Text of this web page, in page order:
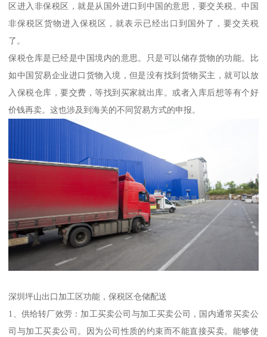
区进入非保税区，就是从国外进口到中国的意思，要交关税。中国
非保税区货物进入保税区，就表示已经出口到国外了，要交关税
了。
保税仓库是已经是中国境内的意思。只是可以储存货物的功能。比
如中国贸易企业进口货物入境，但是没有找到货物买主，就可以放
入保税仓库，要交费，等找到买家就出库。或者入库后想等有个好
价钱再卖。这也涉及到海关的不同贸易方式的申报。
深圳坪山出口加工区功能，保税区仓储配送
1、供给转厂效劳：加工买卖公司与加工买卖公司，国内通常买卖公
司与加工买卖公司。因为公司性质的约束而不能直接买卖。能够使